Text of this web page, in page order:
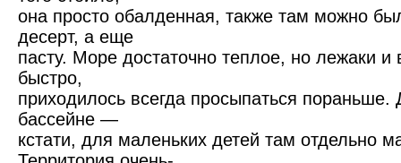
она просто обалденная, также там можно
десерт, а еще
пасту. Море достаточно теплое, но лежаки и
быстро,
приходилось всегда просыпаться пораньше.
бассейне —
кстати, для маленьких детей там отдельно